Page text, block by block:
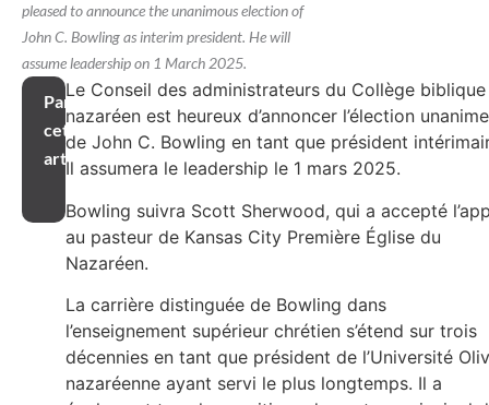
pleased to announce the unanimous election of
John C. Bowling as interim president. He will
assume leadership on 1 March 2025.
Partager
cet
article
Le Conseil des administrateurs du Collège biblique
nazaréen est heureux d’annoncer l’élection unanime
de John C. Bowling en tant que président
Il assumera le leadership le 1 mars 2025.
Bowling suivra Scott Sherwood, qui a accepté
au pasteur de Kansas City Première Église du
Nazaréen.
La carrière distinguée de Bowling dans
l’enseignement supérieur chrétien s’étend sur trois
décennies en tant que président de l’Université
nazaréenne ayant servi le plus longtemps. Il a